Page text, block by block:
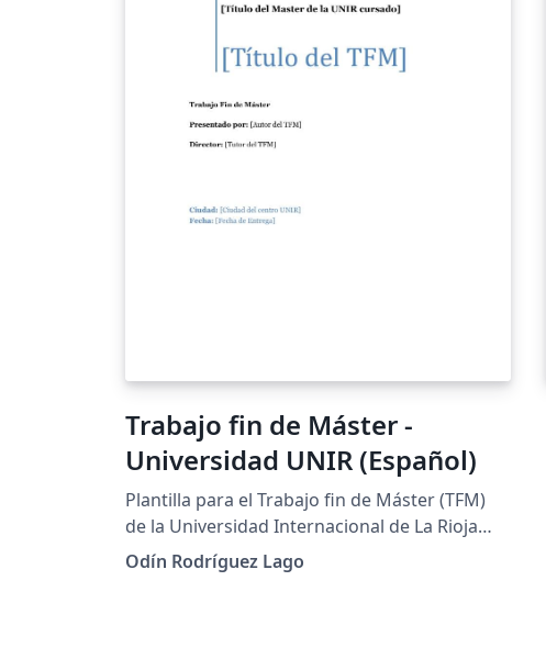
Trabajo fin de Máster -
Universidad UNIR (Español)
Plantilla para el Trabajo fin de Máster (TFM)
de la Universidad Internacional de La Rioja
(UNIR)
Odín Rodríguez Lago